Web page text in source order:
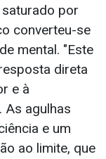
por
converteu-se
mental. "Este
direta
e à
As agulhas
e um
ao limite, que